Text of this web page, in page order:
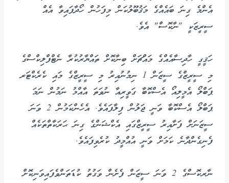
އެންމެ ގިނަ ބައެއްގެ މަޤުބޫލުކަން މިފަހުން ހޯދާފައިވާ އެއް
ސީރީޒަކީ "ނާކޮސް" އެވެ.
ހަޤީގީ ހާދިސާއެއްގެ މައްޗަށް ބިނާކޮށް ތައްޔާރުކުރާ ނެޓްފްލިކްސްގެ
މި ސީރީޒްގެ ސީޒަން 1 ނިމުނުއިރު މި ސީރީޒްގެ މައި ކެރެކްޓަރ
ޕަބްލޯ އެމީލިއޯ އެސްކޮބާ ގަވީރިއާ ނުވަތަ އާއްމު ނަމުން ނަމަ
ޕަބްލޯ އެސްކޮބާ ވަނީ ޖަލުން ފިލާފައެވެ. އެހެންކަމުން 2 ވަނަ
ސީޒަނަށް ފަށާއިރު ސީރީޒްގައި އެކްޝަންގެ ގިނަ ޙަރަކާތްތަކެއް
ފެނިގެންދާނެ ކަމަށް ވަނީ އުއްމީދު ކުރެވިފައެވެ.
ނާރކޮސްގެ 2 ވަނަ ސީޒަން ފެށެން ވަގުތު ކުޑަތަންވެފައިވަނިކޮށް